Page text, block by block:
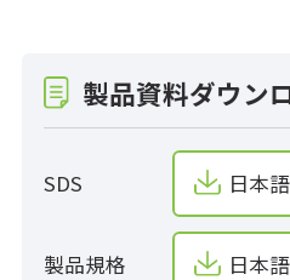
製品資料ダウン
SDS 日本
製品規格 日本